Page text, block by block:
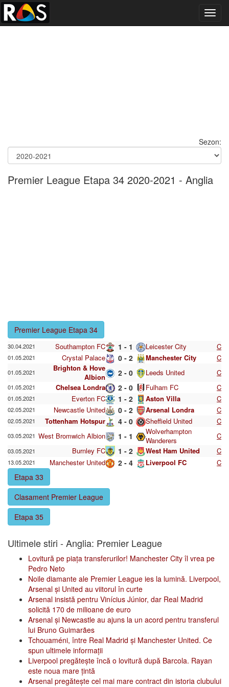
Sezon:
Premier League Etapa 34 2020-2021 - Anglia
Premier League Etapa 34
30.04.2021 Southampton FC 1 - 1 Leicester City C
01.05.2021 Crystal Palace 0 - 2 Manchester City C
01.05.2021
Brighton & Hove
Albion
2 - 0 Leeds United C
01.05.2021 Chelsea Londra 2 - 0 Fulham FC C
01.05.2021 Everton FC 1 - 2 Aston Villa C
02.05.2021 Newcastle United 0 - 2 Arsenal Londra C
02.05.2021 Tottenham Hotspur 4 - 0 Sheffield United C
03.05.2021 West Bromwich Albion 1 - 1
Wolverhampton
Wanderers
C
03.05.2021 Burnley FC 1 - 2 West Ham United C
13.05.2021 Manchester United 2 - 4 Liverpool FC C
Etapa 33
Clasament Premier League
Etapa 35
Ultimele stiri - Anglia: Premier League
Lovitură pe piața transferurilor! Manchester City îl vrea pe
Pedro Neto
Noile diamante ale Premier League ies la lumină. Liverpool,
Arsenal și United au viitorul în curte
Arsenal insistă pentru Vinícius Júnior, dar Real Madrid
solicită 170 de milioane de euro
Arsenal și Newcastle au ajuns la un acord pentru transferul
lui Bruno Guimarães
Tchouaméni, între Real Madrid și Manchester United. Ce
spun ultimele informații
Liverpool pregătește încă o lovitură după Barcola. Rayan
este noua mare țintă
Arsenal pregătește cel mai mare contract din istoria clubului